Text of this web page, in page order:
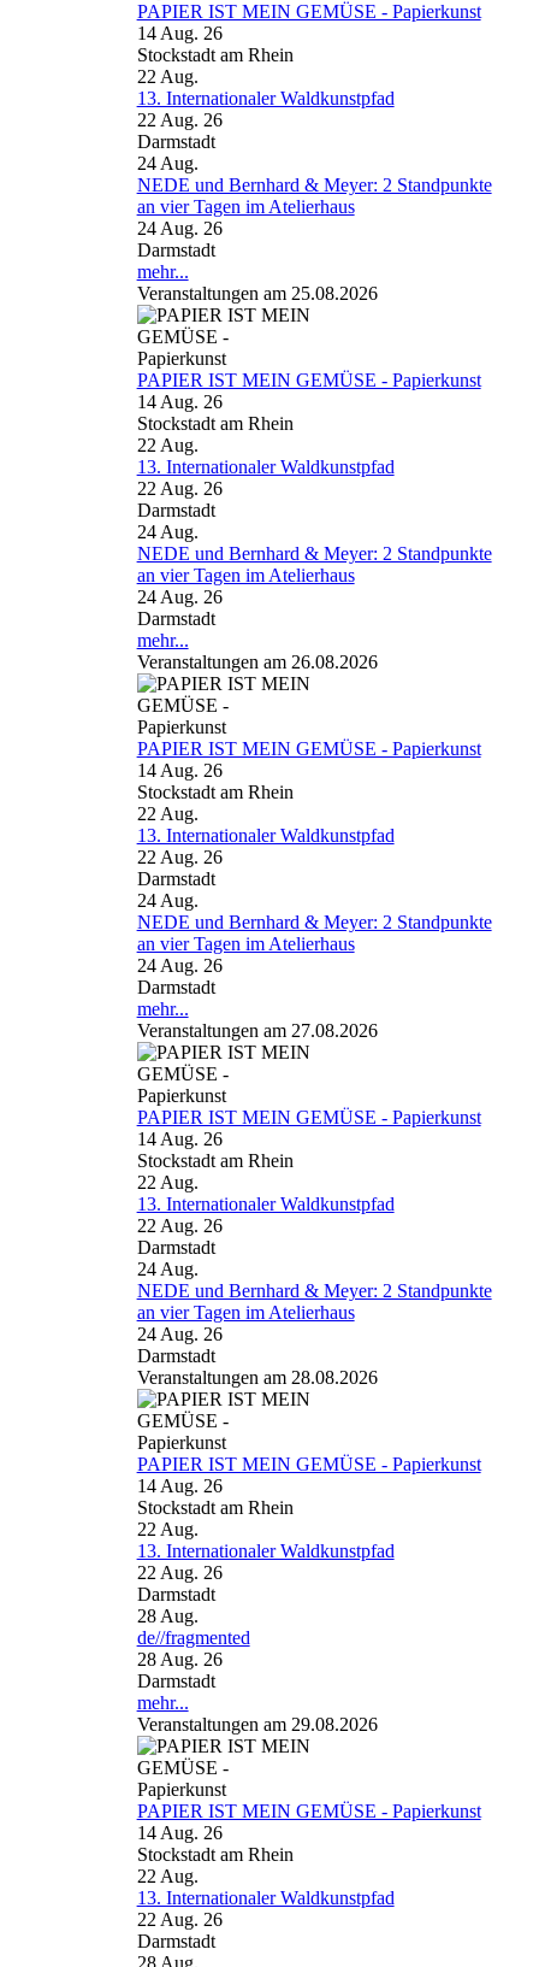
PAPIER IST MEIN GEMÜSE - Papierkunst
14 Aug. 26
Stockstadt am Rhein
22 Aug.
13. Internationaler Waldkunstpfad
22 Aug. 26
Darmstadt
24 Aug.
NEDE und Bernhard & Meyer: 2 Standpunkte
an vier Tagen im Atelierhaus
24 Aug. 26
Darmstadt
mehr...
Veranstaltungen am 25.08.2026
PAPIER IST MEIN GEMÜSE - Papierkunst
14 Aug. 26
Stockstadt am Rhein
22 Aug.
13. Internationaler Waldkunstpfad
22 Aug. 26
Darmstadt
24 Aug.
NEDE und Bernhard & Meyer: 2 Standpunkte
an vier Tagen im Atelierhaus
24 Aug. 26
Darmstadt
mehr...
Veranstaltungen am 26.08.2026
PAPIER IST MEIN GEMÜSE - Papierkunst
14 Aug. 26
Stockstadt am Rhein
22 Aug.
13. Internationaler Waldkunstpfad
22 Aug. 26
Darmstadt
24 Aug.
NEDE und Bernhard & Meyer: 2 Standpunkte
an vier Tagen im Atelierhaus
24 Aug. 26
Darmstadt
mehr...
Veranstaltungen am 27.08.2026
PAPIER IST MEIN GEMÜSE - Papierkunst
14 Aug. 26
Stockstadt am Rhein
22 Aug.
13. Internationaler Waldkunstpfad
22 Aug. 26
Darmstadt
24 Aug.
NEDE und Bernhard & Meyer: 2 Standpunkte
an vier Tagen im Atelierhaus
24 Aug. 26
Darmstadt
Veranstaltungen am 28.08.2026
PAPIER IST MEIN GEMÜSE - Papierkunst
14 Aug. 26
Stockstadt am Rhein
22 Aug.
13. Internationaler Waldkunstpfad
22 Aug. 26
Darmstadt
28 Aug.
de//fragmented
28 Aug. 26
Darmstadt
mehr...
Veranstaltungen am 29.08.2026
PAPIER IST MEIN GEMÜSE - Papierkunst
14 Aug. 26
Stockstadt am Rhein
22 Aug.
13. Internationaler Waldkunstpfad
22 Aug. 26
Darmstadt